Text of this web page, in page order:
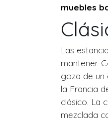
muebles
Las
mantener.
goza de un
la Francia
clásico. La
mezclada